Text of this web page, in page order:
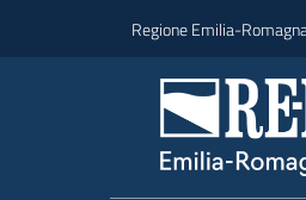
Regione Emilia-